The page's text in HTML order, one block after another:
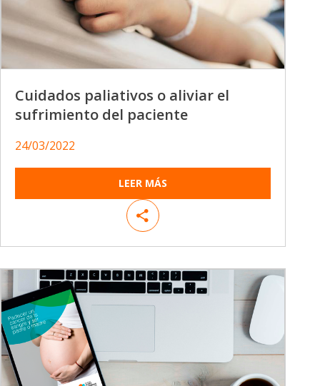
Cuidados paliativos o aliviar el
sufrimiento del paciente
24/03/2022
LEER MÁS